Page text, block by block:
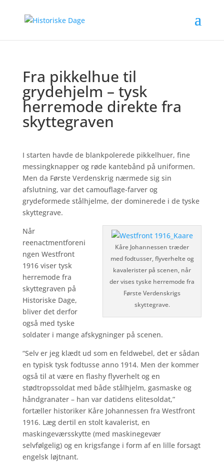
Fra pikkelhue til
grydehjelm – tysk
herremode direkte fra
skyttegraven
I starten havde de blankpolerede pikkelhuer, fine
messingknapper og røde kantebånd på uniformen.
Men da Første Verdenskrig nærmede sig sin
afslutning, var det camouflage-farver og
grydeformede stålhjelme, der dominerede i de tyske
skyttegrave.
Kåre Johannessen træder
med fodtusser, flyverhelte og
kavalerister på scenen, når
der vises tyske herremode fra
Første Verdenskrigs
skyttegrave.
Når
reenactmentforeni
ngen Westfront
1916 viser tysk
herremode fra
skyttegraven på
Historiske Dage,
bliver det derfor
også med tyske
soldater i mange afskygninger på scenen.
“Selv er jeg klædt ud som en feldwebel, det er sådan
en typisk tysk fodtusse anno 1914. Men der kommer
også til at være en flashy flyverhelt og en
stødtropssoldat med både stålhjelm, gasmaske og
håndgranater – han var datidens elitesoldat,”
fortæller historiker Kåre Johannessen fra Westfront
1916. Læg dertil en stolt kavalerist, en
maskingeværsskytte (med maskinegevær
selvfølgelig) og en krigsfange i form af en lille forsagt
engelsk løjtnant.